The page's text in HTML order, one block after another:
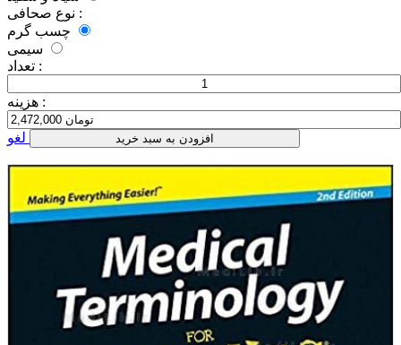
نوع صحافی :
تعداد :
هزینه :
افزودن به سبد خرید